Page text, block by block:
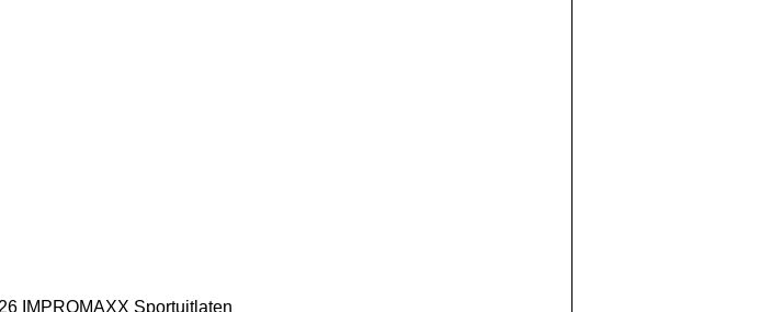
IMPROMAXX Sportuitlaten